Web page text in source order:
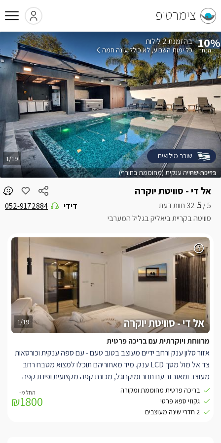
צימרטופ
אל די - סוויטת יוקרה
5 /
5
סוויטה בקריית ביאליק בגליל המערבי
דידי 052-9172884
בריכת שחייה ענקית (מחוממת בחורף)
1/19
10% בהזמנת 2 לילות
כל ימות השבוע לא כולל עונה חמה
שובר מילואים
1/19 אל די - סוויטת יוקרה
מרווחת ויוקרתית עם בריכה פרטית
אזור סלון ענק ורחב ידיים מעוצב בטוב טעם - עם ספה ענקית וכורסאות
צד אל מול מסך LCD ענק. מיד מאחוריהם תוכלו למצוא מטבח רחב
מעוצב ומאובזר עם תנור ומיקרוגל, מכונת קפה מקצועית ופינת קפה
ותה. משטח השיש גדול ומעניק אזור הכנה מרווח ושימושי מאוד ובו גם
כסאות בר.
2 חדרי שינה מפוארים ומעוצבים עם מיטה זוגית ענקית, מנורות צד,
בריכה פרטית מחוממת ומקורה
גקוזי ספא פרטי
2 חדרי שינה מעוצבים
₪1800